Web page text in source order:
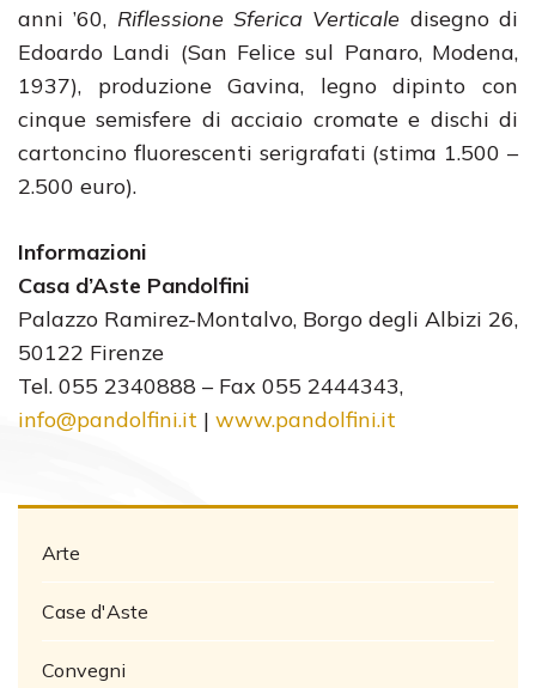
anni ’60, Riflessione Sferica Verticale disegno di
Edoardo Landi (San Felice sul Panaro, Modena,
1937), produzione Gavina, legno dipinto con
cinque semisfere di acciaio cromate e dischi di
cartoncino fluorescenti serigrafati (stima 1.500 –
2.500 euro).
Informazioni
Casa d’Aste Pandolfini
Palazzo Ramirez-Montalvo, Borgo degli Albizi 26,
50122 Firenze
Tel. 055 2340888 – Fax 055 2444343,
info@pandolfini.it | www.pandolfini.it
Arte
Case d'Aste
Convegni